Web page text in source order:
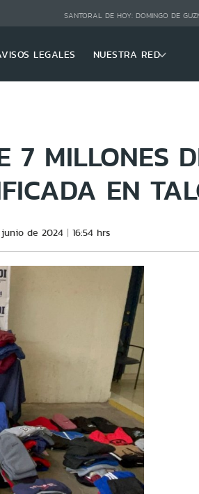
SANTORAL DE HOY: DOMINGO DE
LEGALES NUESTRA RED
7 MILLONES
EN
de 2024 16:54 hrs